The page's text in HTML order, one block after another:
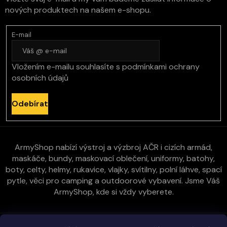
nových produktech na našem e-shopu.
E-mail
Vložením e-mailu souhlasíte s podmínkami ochrany
osobních údajů
Odebírat
ArmyShop nabízí výstroj a výzbroj AČR i cizích armád,
maskáče, bundy, maskovací oblečení, uniformy, batohy,
boty, celty, helmy, rukavice, vlajky, svítilny, polní láhve, spací
pytle, věci pro camping a outdoorové vybavení. Jsme Váš
ArmyShop, kde si vždy vyberete.